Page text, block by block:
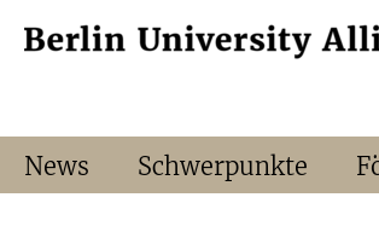
direkt
Service-
News Schwerpunkte